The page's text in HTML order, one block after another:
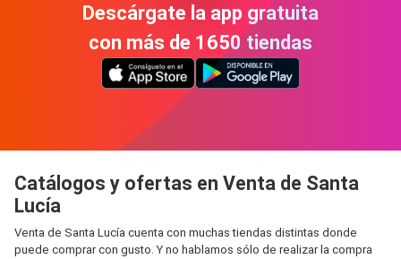
Descárgate la app gratuita
con más de 1650 tiendas
Catálogos y ofertas en Venta de Santa
Lucía
Venta de Santa Lucía cuenta con muchas tiendas distintas donde
puede comprar con gusto. Y no hablamos sólo de realizar la compra